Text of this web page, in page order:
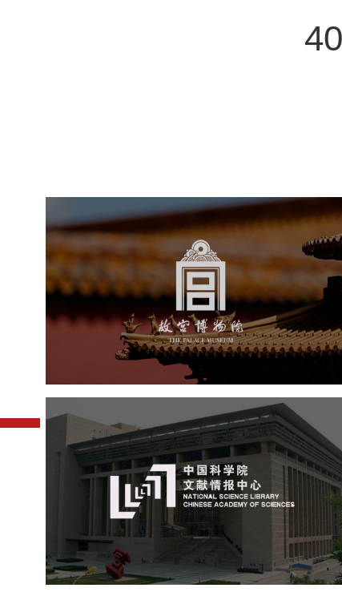
故宫博物院
文化艺术 博物馆
智慧博物馆
博物馆网站建设
景区网站建设
文创商城
万能专题
网站代运营
中国科学院文献情报中心
机构组织 网站建设
虚拟展厅
博物馆展厅设计
数字博物馆建设
展厅空间设计
北京展厅设计
产品展厅设计
企业展厅设计
公司展厅设计